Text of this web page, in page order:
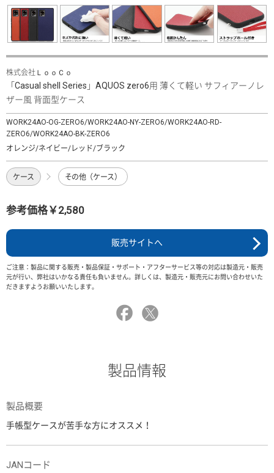
株式会社ＬｏｏＣｏ
「Casual shell Series」AQUOS zero6用 薄くて軽い サフィアーノレ
ザー風 背面型ケース
WORK24AO-OG-ZERO6/WORK24AO-NY-ZERO6/WORK24AO-RD-
ZERO6/WORK24AO-BK-ZERO6
オレンジ/ネイビー/レッド/ブラック
ケース その他（ケース）
参考価格￥2,580
販売サイトへ
ご注意：製品に関する販売・製品保証・サポート・アフターサービス等の対応は製造元・販売
元が行い、弊社はいかなる責任も負いません。詳しくは、製造元・販売元にお問い合わせいた
だきますようお願いいたします。
製品情報
製品概要
手帳型ケースが苦手な方にオススメ！
JANコード